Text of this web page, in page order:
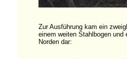
Zur Ausführung kam ein
einem weiten Stahlbogen
Norden dar: